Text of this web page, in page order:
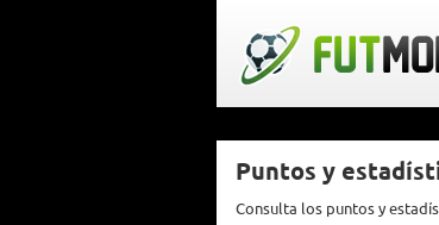
Puntos y
Consulta los puntos y